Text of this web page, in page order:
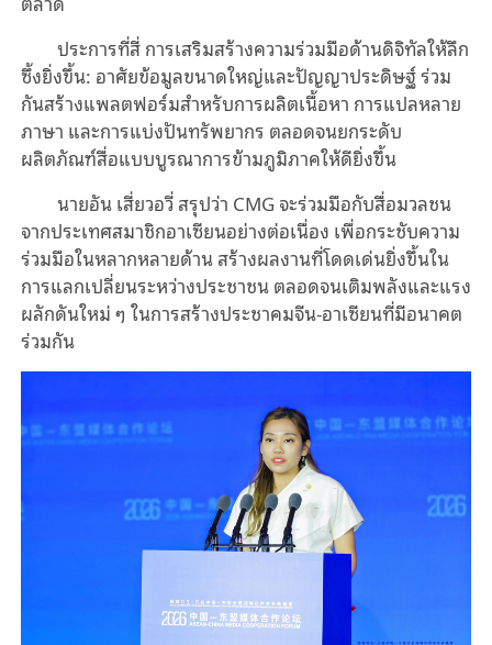
ประการที่สี่ การเสริมสร้างความร่วมมือด้านดิจิทัลให้ลึก
ซึ้งยิ่งขึ้น: อาศัยข้อมูลขนาดใหญ่และปัญญาประดิษฐ์ ร่วม
กันสร้างแพลตฟอร์มสำหรับการผลิตเนื้อหา การแปลหลาย
ภาษา และการแบ่งปันทรัพยากร ตลอดจนยกระดับ
ผลิตภัณฑ์สื่อแบบบูรณาการข้ามภูมิภาคให้ดียิ่งขึ้น
นายอัน เสี่ยวอวี่ สรุปว่า CMG จะร่วมมือกับสื่อมวลชน
จากประเทศสมาชิกอาเซียนอย่างต่อเนื่อง เพื่อกระชับความ
ร่วมมือในหลากหลายด้าน สร้างผลงานที่โดดเด่นยิ่งขึ้นใน
การแลกเปลี่ยนระหว่างประชาชน ตลอดจนเติมพลังและแรง
ผลักดันใหม่ ๆ ในการสร้างประชาคมจีน-อาเซียนที่มีอนาคต
ร่วมกัน